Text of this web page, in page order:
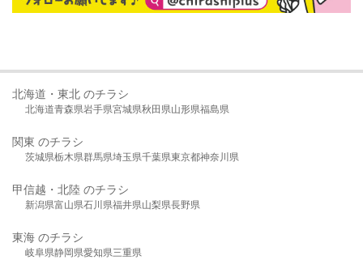
北海道・東北 のチラシ
北海道青森県岩手県宮城県秋田県山形県福島県
関東 のチラシ
茨城県栃木県群馬県埼玉県千葉県東京都神奈川県
甲信越・北陸 のチラシ
新潟県富山県石川県福井県山梨県長野県
東海 のチラシ
岐阜県静岡県愛知県三重県